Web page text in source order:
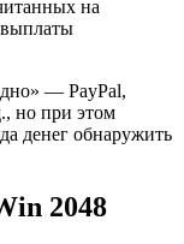
на
выплаты
— PayPal,
но при этом
денег обнаружить
2048